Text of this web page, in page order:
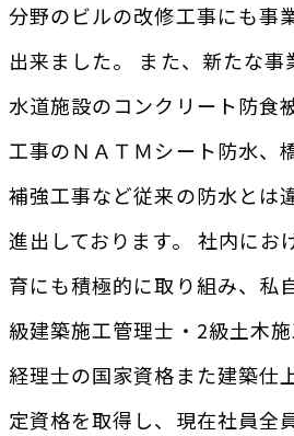
分野のビルの改修工事にも事
出来ました。 また、新たな事
水道施設のコンクリート防食
工事のＮＡＴＭシート防水、
補強工事など従来の防水とは
進出しております。 社内にお
育にも積極的に取り組み、私
級建築施工管理士・2級土木
経理士の国家資格また建築仕
定資格を取得し、現在社員全